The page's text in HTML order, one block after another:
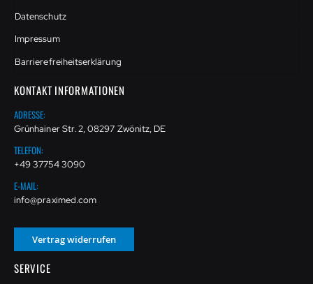
Datenschutz
Impressum
Barrierefreiheitserklärung
KONTAKT INFORMATIONEN
ADRESSE:
Grünhainer Str. 2, 08297 Zwönitz, DE
TELEFON:
+49 37754 3090
E-MAIL:
info@praximed.com
Vertrag widerrufen
SERVICE